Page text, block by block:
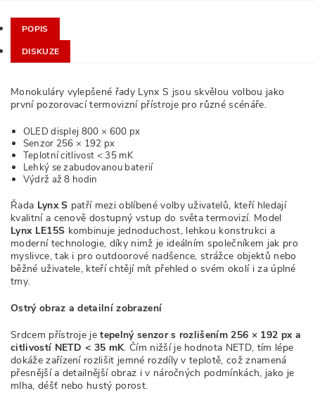
POPIS
DISKUZE
Monokuláry vylepšené řady Lynx S jsou skvělou volbou jako
první pozorovací termovizní přístroje pro různé scénáře.
OLED displej 800 × 600 px
Senzor 256 × 192 px
Teplotní citlivost < 35 mK
Lehký se zabudovanou baterií
Výdrž až 8 hodin
Řada Lynx S patří mezi oblíbené volby uživatelů, kteří hledají
kvalitní a cenově dostupný vstup do světa termovizí. Model
Lynx LE15S kombinuje jednoduchost, lehkou konstrukci a
moderní technologie, díky nimž je ideálním společníkem jak pro
myslivce, tak i pro outdoorové nadšence, strážce objektů nebo
běžné uživatele, kteří chtějí mít přehled o svém okolí i za úplné
tmy.
Ostrý obraz a detailní zobrazení
Srdcem přístroje jetepelný senzor s rozlišením 256 × 192 px a
citlivostí NETD < 35 mK. Čím nižší je hodnota NETD, tím lépe
dokáže zařízení rozlišit jemné rozdíly v teplotě, což znamená
přesnější a detailnější obraz i v náročných podmínkách, jako je
mlha, déšť nebo hustý porost.